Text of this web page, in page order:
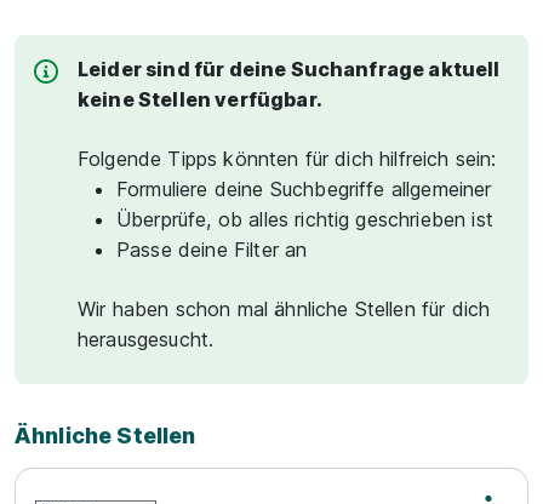
Leider sind für deine Suchanfrage aktuell
keine Stellen verfügbar.
Folgende Tipps könnten für dich hilfreich sein:
Formuliere deine Suchbegriffe allgemeiner
Überprüfe, ob alles richtig geschrieben ist
Passe deine Filter an
Wir haben schon mal ähnliche Stellen für dich
herausgesucht.
Ähnliche Stellen